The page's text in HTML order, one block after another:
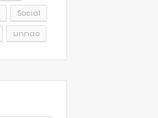
Social
unnao